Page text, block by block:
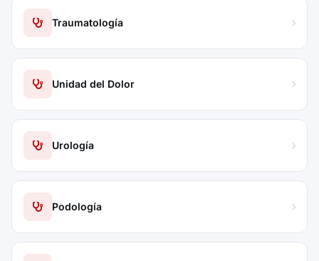
Traumatología
Unidad del Dolor
Urología
Podología